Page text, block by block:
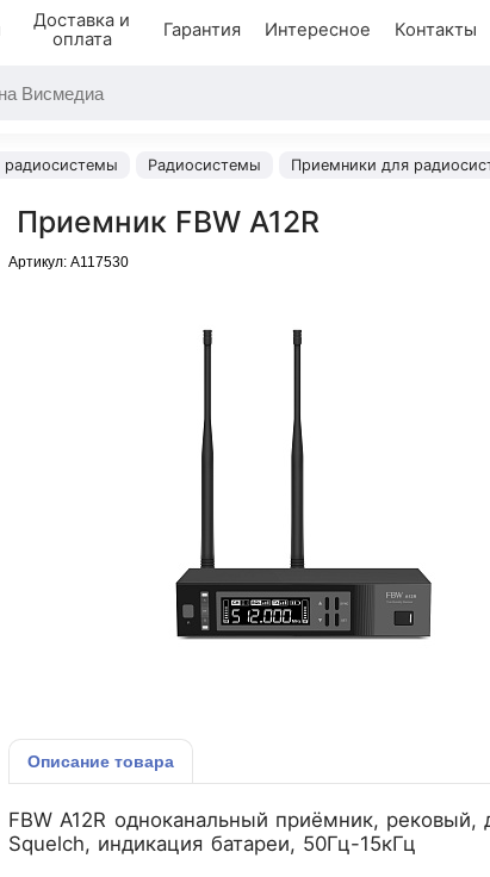
Доставка и
оплата
Гарантия Интересное Контакты
Радиосистемы Приемники для
Приемник FBW A12R
Артикул: A117530
Описание товара
FBW A12R одноканальный приёмник,
Squelch, индикация батареи, 50Гц-15кГц